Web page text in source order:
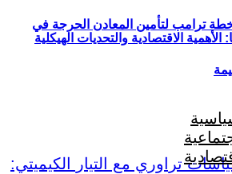
خطة ترامب لتأمين المعادن الحرجة في
الاقتصادية والتحديات الهيكلية